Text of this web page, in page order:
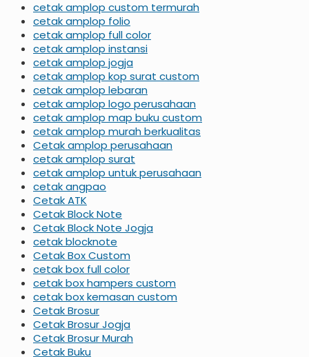
cetak amplop custom termurah
cetak amplop folio
cetak amplop full color
cetak amplop instansi
cetak amplop jogja
cetak amplop kop surat custom
cetak amplop lebaran
cetak amplop logo perusahaan
cetak amplop map buku custom
cetak amplop murah berkualitas
Cetak amplop perusahaan
cetak amplop surat
cetak amplop untuk perusahaan
cetak angpao
Cetak ATK
Cetak Block Note
Cetak Block Note Jogja
cetak blocknote
Cetak Box Custom
cetak box full color
cetak box hampers custom
cetak box kemasan custom
Cetak Brosur
Cetak Brosur Jogja
Cetak Brosur Murah
Cetak Buku